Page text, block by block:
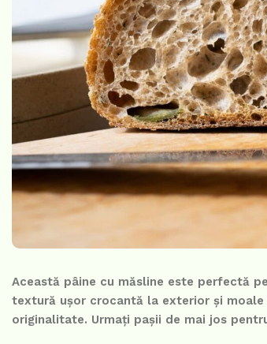
Această pâine cu măsline este perfectă
textură ușor crocantă la exterior și
originalitate. Urmați pașii de mai jos